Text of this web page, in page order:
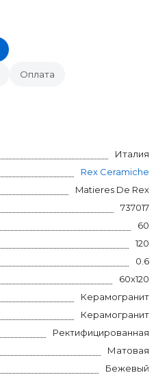
Оплата
Италия
Rex Ceramiche
Matieres De Rex
737017
60
120
0.6
60x120
Керамогранит
Керамогранит
Ректифицированная
Матовая
Бежевый